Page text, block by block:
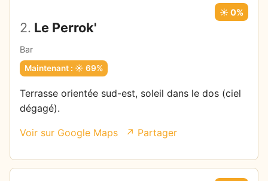
2. Le Perrok'
Bar
☀️ 0%
Maintenant : ☀️ 69%
Terrasse orientée sud-est, soleil dans le dos (ciel
dégagé).
Voir sur Google Maps ↗ Partager